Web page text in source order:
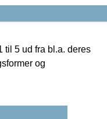
til 5 ud fra bl.a. deres
og